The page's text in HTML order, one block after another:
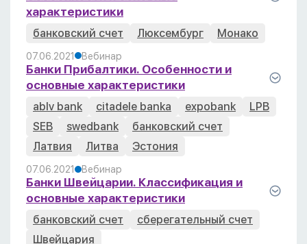
характеристики
банковский счет Люксембург Монако
07.06.2021 Вебинар
Банки Прибалтики. Особенности и
основные характеристики
ablv bank citadele banka expobank
LPB
SEB
swedbank
банковский счет
Латвия
Литва Эстония
07.06.2021 Вебинар
Банки Швейцарии. Классификация и
основные характеристики
банковский счет
сберегательный счет
Швейцария